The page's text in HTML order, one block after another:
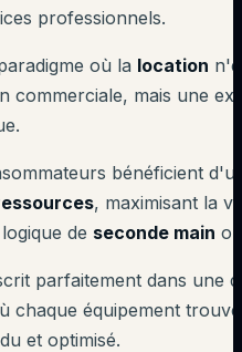
professionnels.
où la location
commerciale, mais une
bénéficient
, maximisant la
de seconde main
parfaitement dans une
chaque équipement
et optimisé.